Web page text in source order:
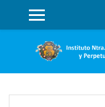
PANEL LATERAL